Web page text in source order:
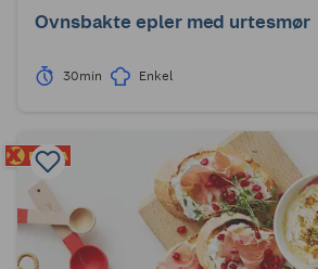
Ovnsbakte epler med urtesmør
30min Enkel